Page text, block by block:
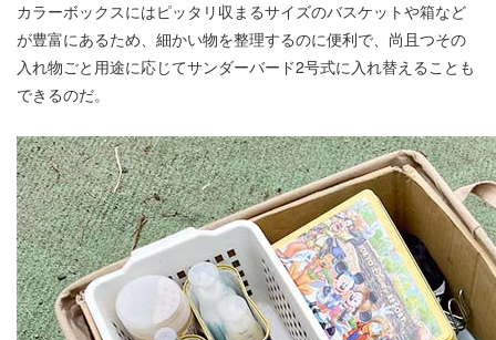
カラーボックスにはピッタリ収まるサイズのバスケットや箱など
が豊富にあるため、細かい物を整理するのに便利で、尚且つその
入れ物ごと用途に応じてサンダーバード2号式に入れ替えることも
できるのだ。